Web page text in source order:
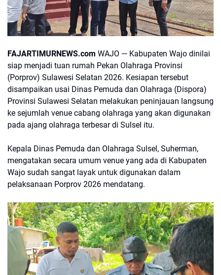
FAJARTIMURNEWS.com WAJO — Kabupaten Wajo dinilai
siap menjadi tuan rumah Pekan Olahraga Provinsi
(Porprov) Sulawesi Selatan 2026. Kesiapan tersebut
disampaikan usai Dinas Pemuda dan Olahraga (Dispora)
Provinsi Sulawesi Selatan melakukan peninjauan langsung
ke sejumlah venue cabang olahraga yang akan digunakan
pada ajang olahraga terbesar di Sulsel itu.
Kepala Dinas Pemuda dan Olahraga Sulsel, Suherman,
mengatakan secara umum venue yang ada di Kabupaten
Wajo sudah sangat layak untuk digunakan dalam
pelaksanaan Porprov 2026 mendatang.